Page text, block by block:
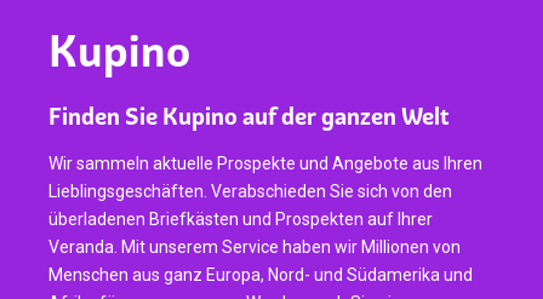
Kupino
Finden Sie Kupino auf der ganzen Welt
Wir sammeln aktuelle Prospekte und Angebote aus Ihren
Lieblingsgeschäften. Verabschieden Sie sich von den
überladenen Briefkästen und Prospekten auf Ihrer
Veranda. Mit unserem Service haben wir Millionen von
Menschen aus ganz Europa, Nord- und Südamerika und